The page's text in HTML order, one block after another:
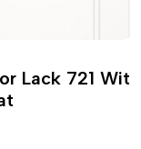
Lack 721 Wit